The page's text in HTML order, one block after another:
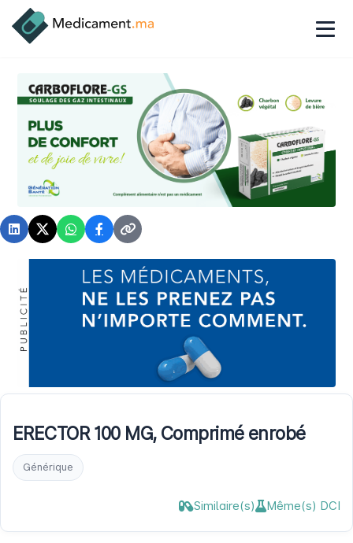
ERECTOR 100 MG, Comprimé enrobé
Générique
Similaire(s) Même(s) DCI